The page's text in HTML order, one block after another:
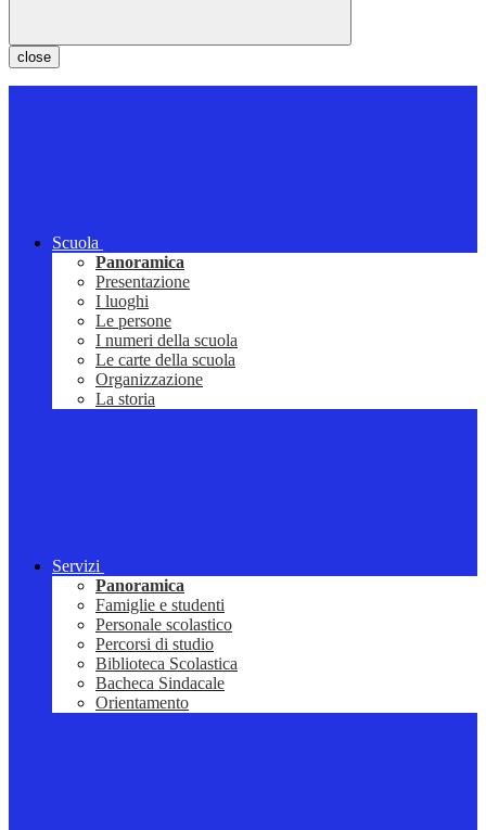
close
Scuola
Panoramica
Presentazione
I luoghi
Le persone
I numeri della scuola
Le carte della scuola
Organizzazione
La storia
Servizi
Panoramica
Famiglie e studenti
Personale scolastico
Percorsi di studio
Biblioteca Scolastica
Bacheca Sindacale
Orientamento